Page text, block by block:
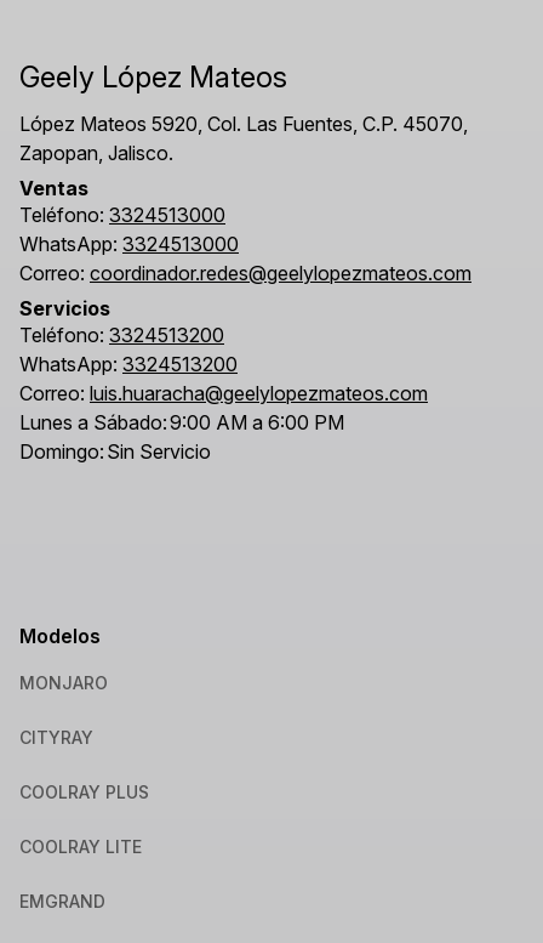
Geely López Mateos
López Mateos 5920, Col. Las Fuentes, C.P. 45070,
Zapopan, Jalisco.
Ventas
Teléfono: 3324513000
WhatsApp: 3324513000
Correo: coordinador.redes@geelylopezmateos.com
Servicios
Teléfono: 3324513200
WhatsApp: 3324513200
Correo: luis.huaracha@geelylopezmateos.com
Lunes a Sábado:9:00 AM a 6:00 PM
Domingo: Sin Servicio
Modelos
MONJARO
CITYRAY
COOLRAY PLUS
COOLRAY LITE
EMGRAND